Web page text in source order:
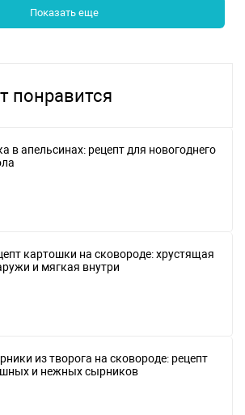
Показать еще
понравится
в апельсинах: рецепт для новогоднего
картошки на сковороде: хрустящая
и мягкая внутри
из творога на сковороде: рецепт
и нежных сырников